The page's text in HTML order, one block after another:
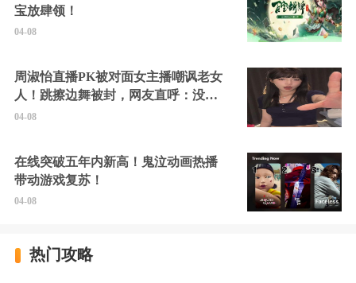
宝放肆领！
04-08
周淑怡直播PK被对面女主播嘲讽老女
人！跳擦边舞被封，网友直呼：没边
硬擦封的好！
04-08
在线突破五年内新高！鬼泣动画热播
带动游戏复苏！
04-08
热门攻略